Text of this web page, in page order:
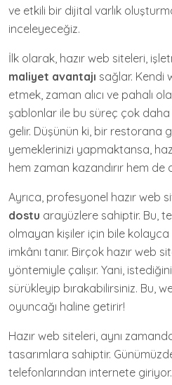
ve etkili bir dijital varlık
inceleyeceğiz.
İlk olarak, hazır web siteleri,
maliyet avantajı sağlar. Kendi
etmek, zaman alıcı ve pahalı
şablonlar ile bu süreç çok daha
gelir. Düşünün ki, bir restorana
yemeklerinizi yapmaktansa,
hem zaman kazandırır hem de
Ayrıca, profesyonel hazır web
dostu arayüzlere sahiptir. Bu,
olmayan kişiler için bile
imkânı tanır. Birçok hazır web
yöntemiyle çalışır. Yani,
sürükleyip bırakabilirsiniz. Bu,
oyuncağı haline getirir!
Hazır web siteleri, aynı
tasarımlara sahiptir.
telefonlarından internete